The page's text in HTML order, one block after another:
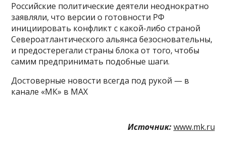
Российские политические деятели неоднократно
заявляли, что версии о готовности РФ
инициировать конфликт с какой-либо страной
Североатлантического альянса безосновательны,
и предостерегали страны блока от того, чтобы
самим предпринимать подобные шаги.
Достоверные новости всегда под рукой — в
канале «МК» в MAX
Источник: www.mk.ru